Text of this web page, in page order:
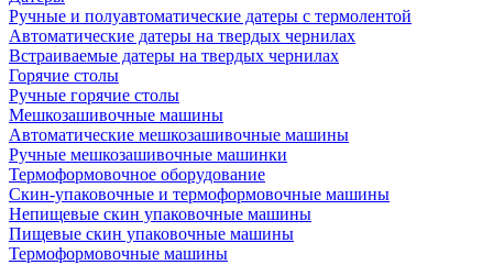
Ручные и полуавтоматические датеры с термолентой
Автоматические датеры на твердых чернилах
Встраиваемые датеры на твердых чернилах
Горячие столы
Ручные горячие столы
Мешкозашивочные машины
Автоматические мешкозашивочные машины
Ручные мешкозашивочные машинки
Термоформовочное оборудование
Скин-упаковочные и термоформовочные машины
Непищевые скин упаковочные машины
Пищевые скин упаковочные машины
Термоформовочные машины